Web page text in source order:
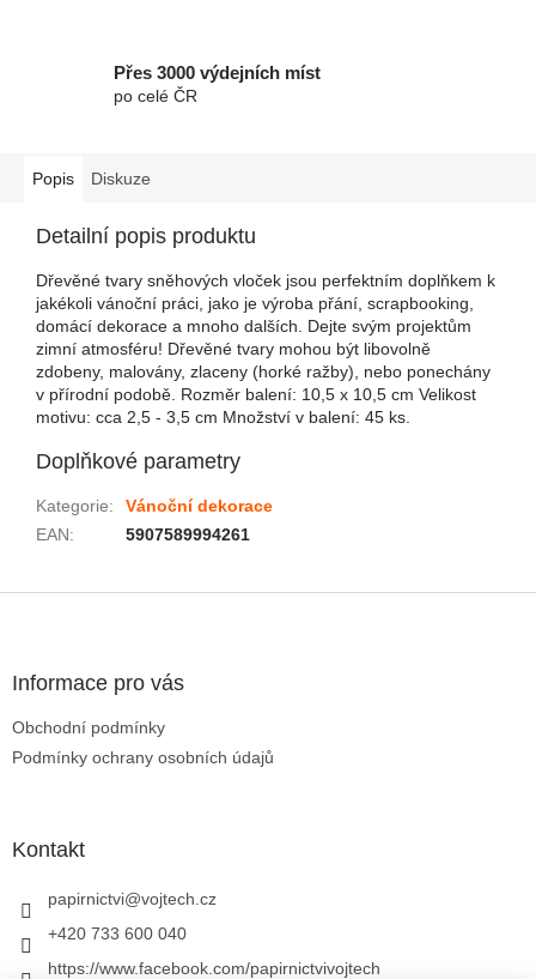
Přes 3000 výdejních míst
po celé ČR
Popis Diskuze
Detailní popis produktu
Dřevěné tvary sněhových vloček jsou perfektním doplňkem k
jakékoli vánoční práci, jako je výroba přání, scrapbooking,
domácí dekorace a mnoho dalších. Dejte svým projektům
zimní atmosféru! Dřevěné tvary mohou být libovolně
zdobeny, malovány, zlaceny (horké ražby), nebo ponechány
v přírodní podobě. Rozměr balení: 10,5 x 10,5 cm Velikost
motivu: cca 2,5 - 3,5 cm Množství v balení: 45 ks.
Doplňkové parametry
Kategorie:
Vánoční dekorace
EAN: 5907589994261
Informace pro vás
Obchodní podmínky
Podmínky ochrany osobních údajů
Kontakt
papirnictvi@vojtech.cz
+420 733 600 040
https://www.facebook.com/papirnictvivojtech